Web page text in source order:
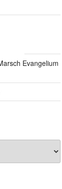
Evangelium